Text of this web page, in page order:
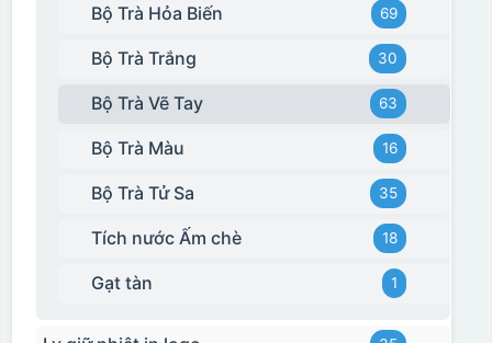
Bộ Trà Hỏa Biến 69
Bộ Trà Trắng 30
Bộ Trà Vẽ Tay 63
Bộ Trà Màu 16
Bộ Trà Tử Sa 35
Tích nước Ấm chè 18
Gạt tàn 1